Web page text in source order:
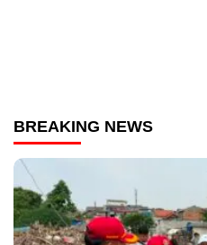
BREAKING NEWS